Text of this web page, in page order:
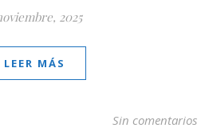
2025
LEER MÁS
Sin comentarios